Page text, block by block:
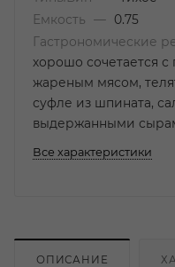
Емкость
—
0.75
Гастрономические
хорошо сочетается
жареным мясом,
суфле из шпината,
выдержанными
Все характеристики
ОПИСАНИЕ